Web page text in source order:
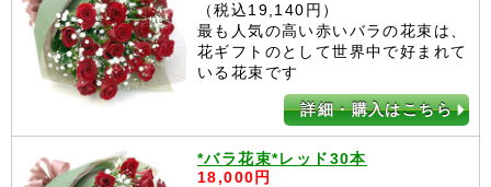
（税込19,140円）
最も人気の高い赤いバラの花束は、
花ギフトのとして世界中で好まれて
いる花束です
詳細・購入はこちら
*バラ花束*レッド30本
18,000円